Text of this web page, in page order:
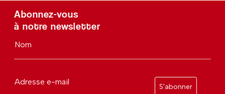
Abonnez-vous
à notre newsletter
Nom
Adresse e-mail
S'abonner